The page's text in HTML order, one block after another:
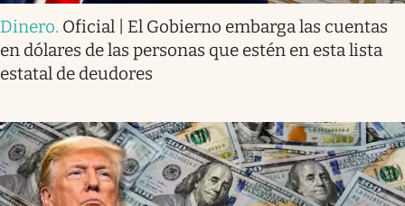
Dinero. Oficial | El Gobierno embarga las cuentas
en dólares de las personas que estén en esta lista
estatal de deudores